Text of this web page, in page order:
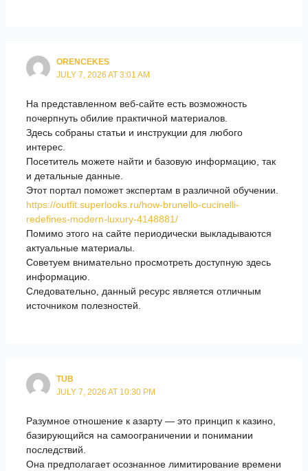
ORENCEKES
JULY 7, 2026 AT 3:01 AM
На представленном веб-сайте есть возможность
почерпнуть обилие практичной материалов.
Здесь собраны статьи и инструкции для любого
интерес.
Посетитель можете найти и базовую информацию, так
и детальные данные.
Этот портал поможет экспертам в различной обучении.
https://outfit.superlooks.ru/how-brunello-cucinelli-
redefines-modern-luxury-4148881/
Помимо этого на сайте периодически выкладываются
актуальные материалы.
Советуем внимательно просмотреть доступную здесь
информацию.
Следовательно, данный ресурс является отличным
источником полезностей.
TUB
JULY 7, 2026 AT 10:30 PM
Разумное отношение к азарту — это принцип к казино,
базирующийся на самоограничении и понимании
последствий.
Она предполагает осознанное лимитирование времени